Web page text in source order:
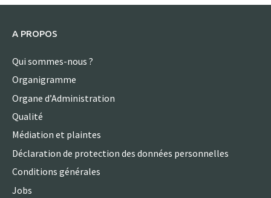
A PROPOS
Qui sommes-nous ?
Organigramme
Organe d’Administration
Qualité
Médiation et plaintes
Déclaration de protection des données personnelles
Conditions générales
Jobs